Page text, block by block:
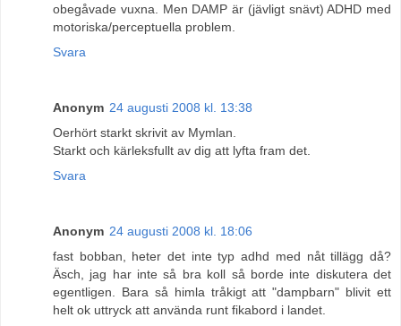
obegåvade vuxna. Men DAMP är (jävligt snävt) ADHD med
motoriska/perceptuella problem.
Svara
Anonym 24 augusti 2008 kl. 13:38
Oerhört starkt skrivit av Mymlan.
Starkt och kärleksfullt av dig att lyfta fram det.
Svara
Anonym 24 augusti 2008 kl. 18:06
fast bobban, heter det inte typ adhd med nåt tillägg då?
Äsch, jag har inte så bra koll så borde inte diskutera det
egentligen. Bara så himla tråkigt att "dampbarn" blivit ett
helt ok uttryck att använda runt fikabord i landet.